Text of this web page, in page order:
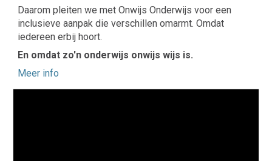
Daarom pleiten we met Onwijs Onderwijs voor een
inclusieve aanpak die verschillen omarmt. Omdat
iedereen erbij hoort.
En omdat zo'n onderwijs onwijs wijs is.
Meer info